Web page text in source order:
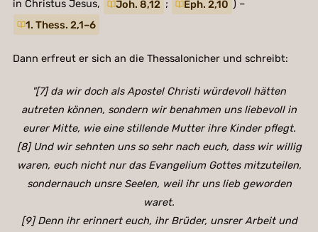
in Christus Jesus,
Joh. 8,12 ; Eph. 2,10 ) –
1. Thess. 2,1–6
Dann erfreut er sich an die Thessalonicher und schreibt:
"[7] da wir doch als Apostel Christi würdevoll hätten
autreten können, sondern wir benahmen uns liebevoll in
eurer Mitte, wie eine stillende Mutter ihre Kinder pflegt.
[8] Und wir sehnten uns so sehr nach euch, dass wir willig
waren, euch nicht nur das Evangelium Gottes mitzuteilen,
sondernauch unsre Seelen, weil ihr uns lieb geworden
waret.
[9] Denn ihr erinnert euch, ihr Brüder, unsrer Arbeit und